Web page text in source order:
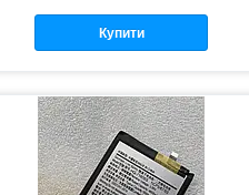
Купити